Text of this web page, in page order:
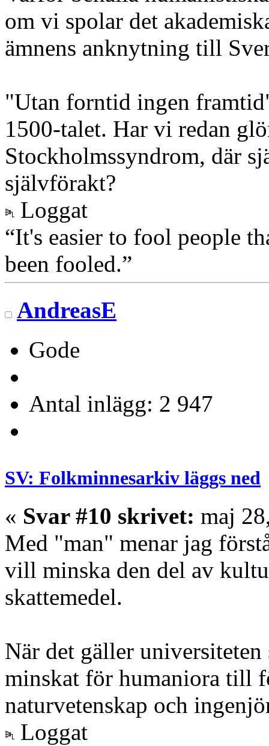
om vi spolar det
ämnens anknytning till
"Utan forntid ingen
1500-talet. Har vi redan
Stockholmssyndrom, där
självförakt?
Loggat
“It's easier to fool people
been fooled.”
AndreasE
Gode
Antal inlägg: 2 947
SV: Folkminnesarkiv läggs ned
« Svar #10 skrivet: maj
Med "man" menar jag
vill minska den del av
skattemedel.
När det gäller universiteten
minskat för humaniora till
naturvetenskap och
Loggat